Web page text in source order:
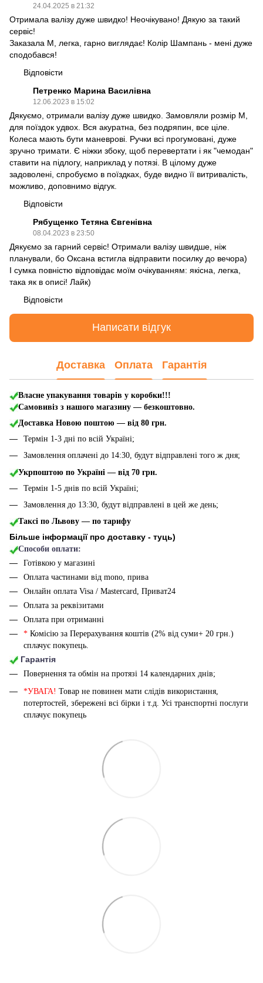
24.04.2025 в 21:32
Отримала валізу дуже швидко! Неочікувано! Дякую за такий
сервіс!
Заказала М, легка, гарно виглядає! Колір Шампань - мені дуже
сподобався!
Відповісти
Петренко Марина Василівна
12.06.2023 в 15:02
Дякуємо, отримали валізу дуже швидко. Замовляли розмір М,
для поїздок удвох. Вся акуратна, без подряпин, все ціле.
Колеса мають бути маневрові. Ручки всі прогумовані, дуже
зручно тримати. Є ніжки збоку, щоб перевертати і як "чемодан"
ставити на підлогу, наприклад у потязі. В цілому дуже
задоволені, спробуємо в поїздках, буде видно її витривалість,
можливо, доповнимо відгук.
Відповісти
Рябущенко Тетяна Євгенівна
08.04.2023 в 23:50
Дякуємо за гарний сервіс! Отримали валізу швидше, ніж
планували, бо Оксана встигла відправити посилку до вечора)
І сумка повністю відповідає моїм очікуванням: якісна, легка,
така як в описі! Лайк)
Відповісти
Написати відгук
Доставка Оплата Гарантія
Власне упакування товарів у коробки!!!
Самовивіз з нашого магазину — безкоштовно.
Доставка Новою поштою — від 80 грн.
Термін 1-3 дні по всій Україні;
Замовлення оплачені до 14:30, будут відправлені того ж дня;
Укрпоштою по Україні — від 70 грн.
Термін 1-5 днів по всій Україні;
Замовлення до 13:30, будут відправлені в цей же день;
Таксі по Львову — по тарифу
Більше інформації про доставку - туць)
Способи оплати:
Готівкою у магазині
Оплата частинами від mono, прива
Онлайн оплата Visa / Mastercard, Приват24
Оплата за реквізитами
Оплата при отриманні
* Комісію за Перерахування коштів (2% від суми+ 20 грн.)
сплачує покупець.
Гарантія
Повернення та обмін на протязі 14 календарних днів;
*УВАГА! Товар не повинен мати слідів використання,
потертостей, збережені всі бірки і т.д. Усі транспортні послуги
сплачує покупець